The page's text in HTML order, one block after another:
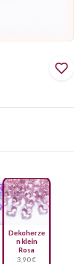
Dekoherze
n klein
Rosa
3,90 €